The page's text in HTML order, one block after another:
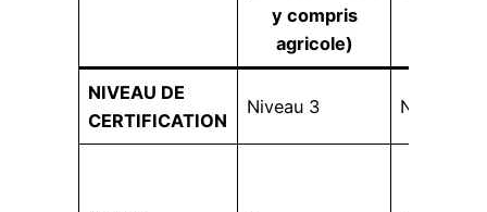
y compris
agricole)
NIVEAU DE
CERTIFICATION
Niveau 3 Niveau 3